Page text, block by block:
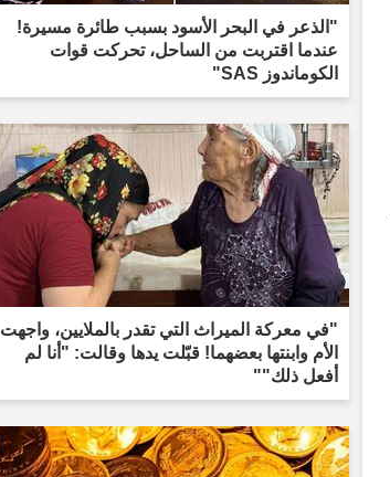
"الذعر في البحر الأسود بسبب طائرة مسيرة!
عندما اقتربت من الساحل، تحركت قوات
الكوماندوز SAS"
"في معركة الميراث التي تقدر بالملايين، واجهت
الأم وابنتها بعضهما! قبّلت يدها وقالت: "أنا لم
أفعل ذلك""